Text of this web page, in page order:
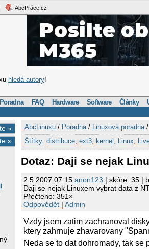
AbcPráce.cz
hledá autory!
Poradna FAQ Hardware Software Články
»
»
AbcLinuxu:/ Poradna/ Linuxová poradna/
Štítky: distribuce, ext3, kernel Linux
Dotaz: Daji se nejak
2.5.2007 07:15anon123 | skóre: 35 |
Daji se nejak Linuxem vybrat data z
Přečteno: 351×
Odpovědět |Admin
Vzdy jsem zatim zachranoval
ktery zahrnuje zhavarovany
Neda se to dat dohromady, tak